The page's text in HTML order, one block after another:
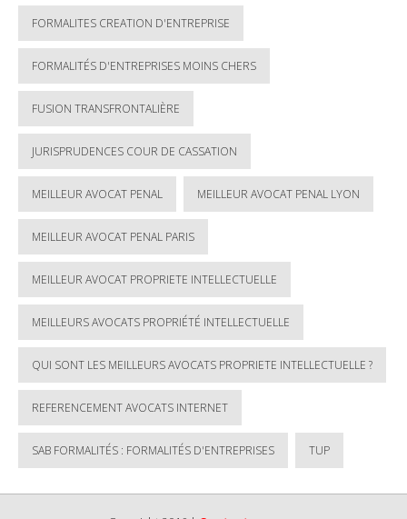
FORMALITES CREATION D'ENTREPRISE
FORMALITÉS D'ENTREPRISES MOINS CHERS
FUSION TRANSFRONTALIÈRE
JURISPRUDENCES COUR DE CASSATION
MEILLEUR AVOCAT PENAL MEILLEUR AVOCAT PENAL LYON
MEILLEUR AVOCAT PENAL PARIS
MEILLEUR AVOCAT PROPRIETE INTELLECTUELLE
MEILLEURS AVOCATS PROPRIÉTÉ INTELLECTUELLE
QUI SONT LES MEILLEURS AVOCATS PROPRIETE INTELLECTUELLE ?
REFERENCEMENT AVOCATS INTERNET
SAB FORMALITÉS : FORMALITÉS D'ENTREPRISES TUP